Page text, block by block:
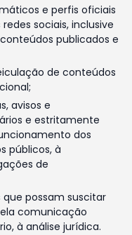
e perfis oficiais
sociais, inclusive
publicados e
de conteúdos
avisos e
e estritamente
dos
públicos, à
de
possam suscitar
comunicação
à análise jurídica.